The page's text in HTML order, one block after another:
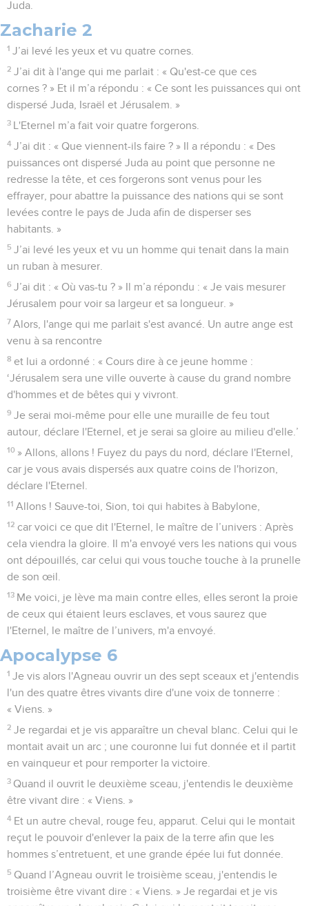
Juda.
Zacharie 2
1 J’ai levé les yeux et vu quatre cornes.
2 J’ai dit à l'ange qui me parlait : « Qu'est-ce que ces
cornes ? » Et il m’a répondu : « Ce sont les puissances qui ont
dispersé Juda, Israël et Jérusalem. »
3 L'Eternel m’a fait voir quatre forgerons.
4 J’ai dit : « Que viennent-ils faire ? » Il a répondu : « Des
puissances ont dispersé Juda au point que personne ne
redresse la tête, et ces forgerons sont venus pour les
effrayer, pour abattre la puissance des nations qui se sont
levées contre le pays de Juda afin de disperser ses
habitants. »
5 J’ai levé les yeux et vu un homme qui tenait dans la main
un ruban à mesurer.
6 J’ai dit : « Où vas-tu ? » Il m’a répondu : « Je vais mesurer
Jérusalem pour voir sa largeur et sa longueur. »
7 Alors, l'ange qui me parlait s'est avancé. Un autre ange est
venu à sa rencontre
8 et lui a ordonné : « Cours dire à ce jeune homme :
‘Jérusalem sera une ville ouverte à cause du grand nombre
d'hommes et de bêtes qui y vivront.
9 Je serai moi-même pour elle une muraille de feu tout
autour, déclare l'Eternel, et je serai sa gloire au milieu d'elle.’
10 » Allons, allons ! Fuyez du pays du nord, déclare l'Eternel,
car je vous avais dispersés aux quatre coins de l'horizon,
déclare l'Eternel.
11 Allons ! Sauve-toi, Sion, toi qui habites à Babylone,
12 car voici ce que dit l'Eternel, le maître de l’univers : Après
cela viendra la gloire. Il m'a envoyé vers les nations qui vous
ont dépouillés, car celui qui vous touche touche à la prunelle
de son œil.
13 Me voici, je lève ma main contre elles, elles seront la proie
de ceux qui étaient leurs esclaves, et vous saurez que
l'Eternel, le maître de l’univers, m'a envoyé.
Apocalypse 6
1 Je vis alors l'Agneau ouvrir un des sept sceaux et j'entendis
l'un des quatre êtres vivants dire d'une voix de tonnerre :
« Viens. »
2 Je regardai et je vis apparaître un cheval blanc. Celui qui le
montait avait un arc ; une couronne lui fut donnée et il partit
en vainqueur et pour remporter la victoire.
3 Quand il ouvrit le deuxième sceau, j'entendis le deuxième
être vivant dire : « Viens. »
4 Et un autre cheval, rouge feu, apparut. Celui qui le montait
reçut le pouvoir d'enlever la paix de la terre afin que les
hommes s’entretuent, et une grande épée lui fut donnée.
5 Quand l’Agneau ouvrit le troisième sceau, j'entendis le
troisième être vivant dire : « Viens. » Je regardai et je vis